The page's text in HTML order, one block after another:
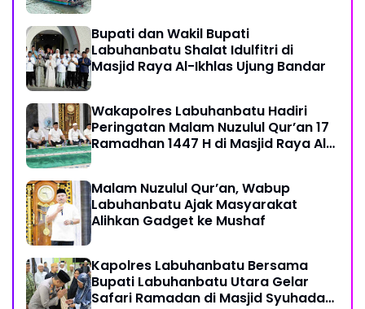
Bupati dan Wakil Bupati
Labuhanbatu Shalat Idulfitri di
Masjid Raya Al-Ikhlas Ujung Bandar
Wakapolres Labuhanbatu Hadiri
Peringatan Malam Nuzulul Qur’an 17
Ramadhan 1447 H di Masjid Raya Al-
Malam Nuzulul Qur’an, Wabup
Labuhanbatu Ajak Masyarakat
Alihkan Gadget ke Mushaf
Kapolres Labuhanbatu Bersama
Bupati Labuhanbatu Utara Gelar
Safari Ramadan di Masjid Syuhada